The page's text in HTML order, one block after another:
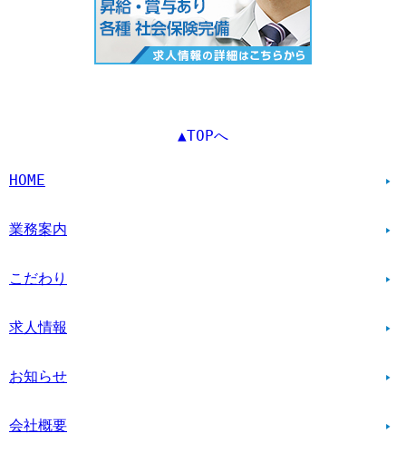
▲TOPへ
HOME
業務案内
こだわり
求人情報
お知らせ
会社概要